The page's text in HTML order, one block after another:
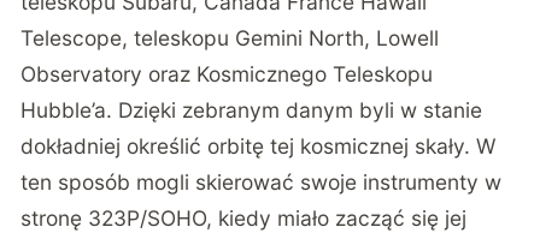
Telescope, teleskopu Gemini North, Lowell
Observatory oraz Kosmicznego Teleskopu
Hubble’a. Dzięki zebranym danym byli w stanie
dokładniej określić orbitę tej kosmicznej skały. W
ten sposób mogli skierować swoje instrumenty w
stronę 323P/SOHO, kiedy miało zacząć się jej